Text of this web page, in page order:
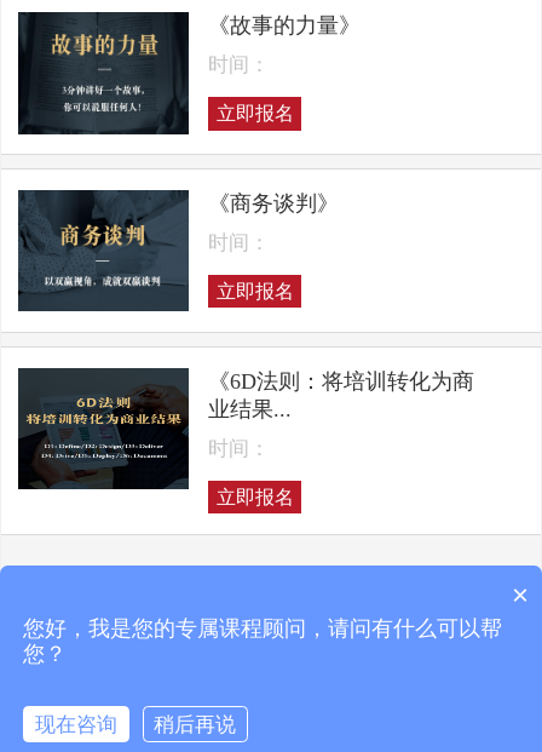
《故事的力量》
时间：
立即报名
《商务谈判》
时间：
立即报名
《6D法则：将培训转化为商
业结果...
时间：
立即报名
上一页 下一页
Copyright © 2025 凯洛格咨询 ALL RIGHTS RESERVED
×
您好，我是您的专属课程顾问，请问有什么可以帮
您？
现在咨询 稍后再说